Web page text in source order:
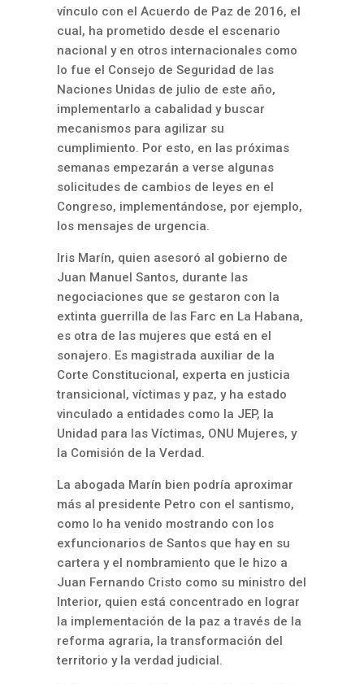
vínculo con el Acuerdo de Paz de 2016, el
cual, ha prometido desde el escenario
nacional y en otros internacionales como
lo fue el Consejo de Seguridad de las
Naciones Unidas de julio de este año,
implementarlo a cabalidad y buscar
mecanismos para agilizar su
cumplimiento. Por esto, en las próximas
semanas empezarán a verse algunas
solicitudes de cambios de leyes en el
Congreso, implementándose, por ejemplo,
los mensajes de urgencia.
Iris Marín, quien asesoró al gobierno de
Juan Manuel Santos, durante las
negociaciones que se gestaron con la
extinta guerrilla de las Farc en La Habana,
es otra de las mujeres que está en el
sonajero. Es magistrada auxiliar de la
Corte Constitucional, experta en justicia
transicional, víctimas y paz, y ha estado
vinculado a entidades como la JEP, la
Unidad para las Víctimas, ONU Mujeres, y
la Comisión de la Verdad.
La abogada Marín bien podría aproximar
más al presidente Petro con el santismo,
como lo ha venido mostrando con los
exfuncionarios de Santos que hay en su
cartera y el nombramiento que le hizo a
Juan Fernando Cristo como su ministro del
Interior, quien está concentrado en lograr
la implementación de la paz a través de la
reforma agraria, la transformación del
territorio y la verdad judicial.